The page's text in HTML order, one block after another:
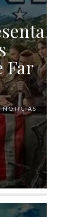
Far
NOTICIAS